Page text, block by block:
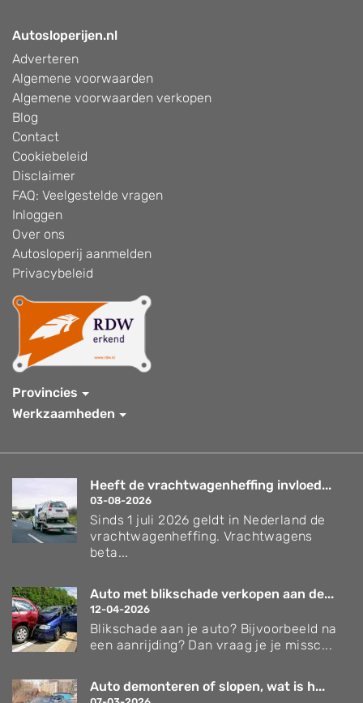
Autosloperijen.nl
Adverteren
Algemene voorwaarden
Algemene voorwaarden verkopen
Blog
Contact
Cookiebeleid
Disclaimer
FAQ: Veelgestelde vragen
Inloggen
Over ons
Autosloperij aanmelden
Privacybeleid
Provincies
Werkzaamheden
Heeft de vrachtwagenheffing invloed...
03-08-2026
Sinds 1 juli 2026 geldt in Nederland de
vrachtwagenheffing. Vrachtwagens
beta...
Auto met blikschade verkopen aan de...
12-04-2026
Blikschade aan je auto? Bijvoorbeeld na
een aanrijding? Dan vraag je je missc...
Auto demonteren of slopen, wat is h...